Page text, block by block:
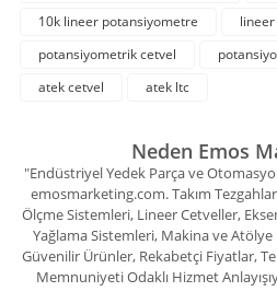
10k lineer potansiyometre
potansiyometrik cetvel
atek cetvel
atek ltc
Neden Emos
"Endüstriyel Yedek Parça ve
emosmarketing.com. Takım
Ölçme Sistemleri, Lineer Cetveller,
Yağlama Sistemleri, Makina ve Atölye
Güvenilir Ürünler, Rekabetçi Fiyatlar,
Memnuniyeti Odaklı Hizmet